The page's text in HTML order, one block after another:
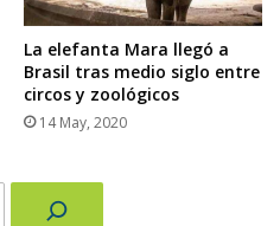
La elefanta Mara llegó a
Brasil tras medio siglo entre
circos y zoológicos
14 May, 2020